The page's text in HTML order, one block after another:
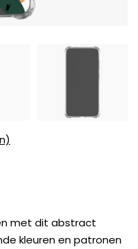
met dit abstract
kleuren en patronen